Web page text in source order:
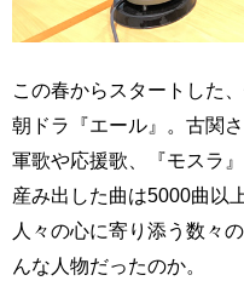
この春からスタートした
朝ドラ『エール』。古関
軍歌や応援歌、『モスラ
産み出した曲は5000曲以
人々の心に寄り添う数々
んな人物だったのか。